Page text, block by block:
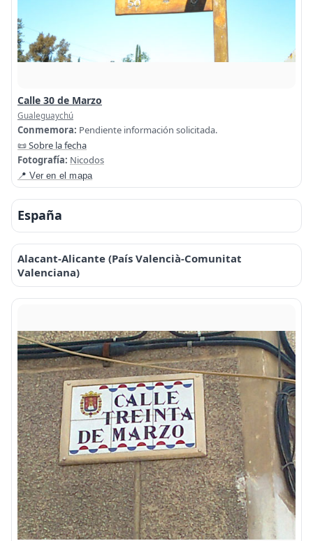
Calle 30 de Marzo
Gualeguaychú
Conmemora: Pendiente información solicitada.
📜 Sobre la fecha
Fotografía: Nicodos
📍 Ver en el mapa
España
Alacant-Alicante (País Valencià-Comunitat
Valenciana)